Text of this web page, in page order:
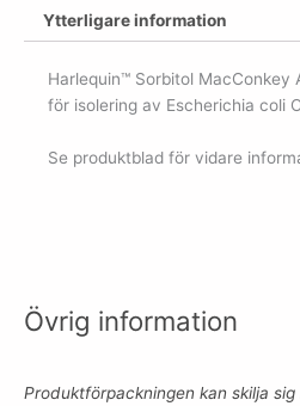
Ytterligare information
Harlequin™ Sorbitol MacConkey
för isolering av Escherichia coli
Se produktblad för vidare
Övrig information
Produktförpackningen kan skilja